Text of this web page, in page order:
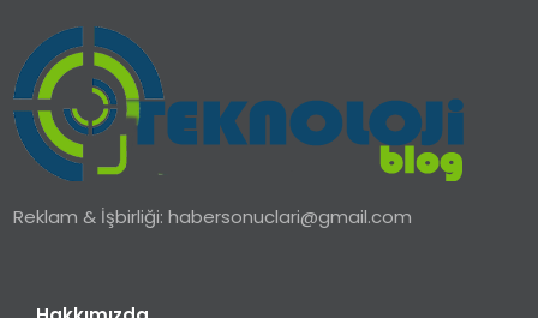
Reklam & İşbirliği:habersonuclari@gmail.com